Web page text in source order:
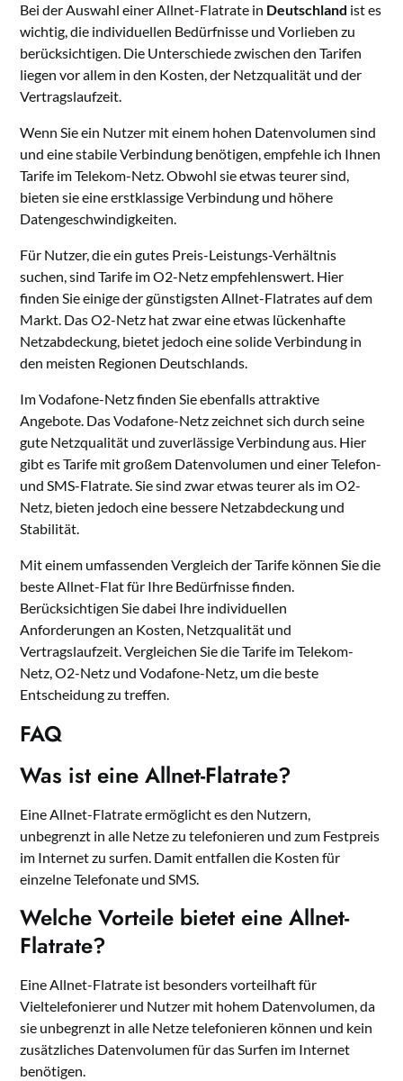
Bei der Auswahl einer Allnet-Flatrate in Deutschland ist es
wichtig, die individuellen Bedürfnisse und Vorlieben zu
berücksichtigen. Die Unterschiede zwischen den Tarifen
liegen vor allem in den Kosten, der Netzqualität und der
Vertragslaufzeit.
Wenn Sie ein Nutzer mit einem hohen Datenvolumen sind
und eine stabile Verbindung benötigen, empfehle ich Ihnen
Tarife im Telekom-Netz. Obwohl sie etwas teurer sind,
bieten sie eine erstklassige Verbindung und höhere
Datengeschwindigkeiten.
Für Nutzer, die ein gutes Preis-Leistungs-Verhältnis
suchen, sind Tarife im O2-Netz empfehlenswert. Hier
finden Sie einige der günstigsten Allnet-Flatrates auf dem
Markt. Das O2-Netz hat zwar eine etwas lückenhafte
Netzabdeckung, bietet jedoch eine solide Verbindung in
den meisten Regionen Deutschlands.
Im Vodafone-Netz finden Sie ebenfalls attraktive
Angebote. Das Vodafone-Netz zeichnet sich durch seine
gute Netzqualität und zuverlässige Verbindung aus. Hier
gibt es Tarife mit großem Datenvolumen und einer Telefon-
und SMS-Flatrate. Sie sind zwar etwas teurer als im O2-
Netz, bieten jedoch eine bessere Netzabdeckung und
Stabilität.
Mit einem umfassenden Vergleich der Tarife können Sie die
beste Allnet-Flat für Ihre Bedürfnisse finden.
Berücksichtigen Sie dabei Ihre individuellen
Anforderungen an Kosten, Netzqualität und
Vertragslaufzeit. Vergleichen Sie die Tarife im Telekom-
Netz, O2-Netz und Vodafone-Netz, um die beste
Entscheidung zu treffen.
FAQ
Was ist eine Allnet-Flatrate?
Eine Allnet-Flatrate ermöglicht es den Nutzern,
unbegrenzt in alle Netze zu telefonieren und zum Festpreis
im Internet zu surfen. Damit entfallen die Kosten für
einzelne Telefonate und SMS.
Welche Vorteile bietet eine Allnet-
Flatrate?
Eine Allnet-Flatrate ist besonders vorteilhaft für
Vieltelefonierer und Nutzer mit hohem Datenvolumen, da
sie unbegrenzt in alle Netze telefonieren können und kein
zusätzliches Datenvolumen für das Surfen im Internet
benötigen.